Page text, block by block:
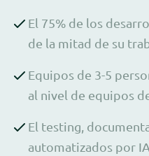
El 75% de los
de la mitad de su
Equipos de 3-5
al nivel de equipos
El testing,
automatizados por